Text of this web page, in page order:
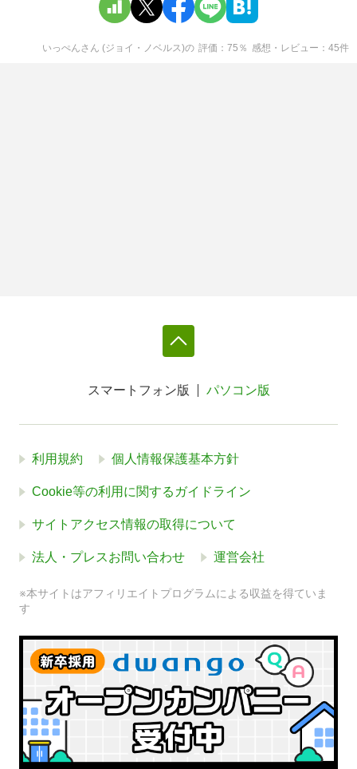
いっぺんさん (ジョイ・ノベルス)の 評価 75 ％ 感想・レビュー 45件
スマートフォン版 パソコン版
利用規約 個人情報保護基本方針
Cookie等の利用に関するガイドライン
サイトアクセス情報の取得について
法人・プレスお問い合わせ 運営会社
※本サイトはアフィリエイトプログラムによる収益を得ていま
す